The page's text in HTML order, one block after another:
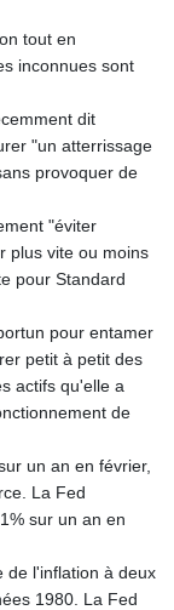
tout en
inconnues sont
dit
"un atterrissage
provoquer de
"éviter
plus vite ou moins
pour Standard
pour entamer
petit à petit des
actifs qu'elle a
de
un an en février,
La Fed
sur un an en
de l'inflation à deux
1980. La Fed